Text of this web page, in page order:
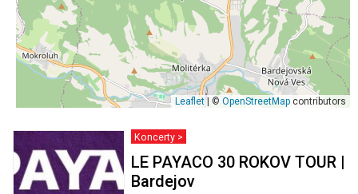
Leaflet | © OpenStreetMap contributors
Koncerty >
LE PAYACO 30 ROKOV TOUR |
Bardejov